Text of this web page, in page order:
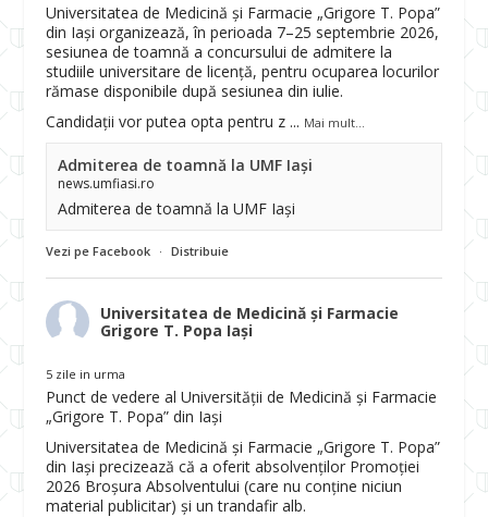
Universitatea de Medicină și Farmacie „Grigore T. Popa”
din Iași organizează, în perioada 7–25 septembrie 2026,
sesiunea de toamnă a concursului de admitere la
studiile universitare de licență, pentru ocuparea locurilor
rămase disponibile după sesiunea din iulie.
Candidații vor putea opta pentru z ... Mai mult...
Admiterea de toamnă la UMF Iași
news.umfiasi.ro
Admiterea de toamnă la UMF Iași
Vezi pe Facebook · Distribuie
Universitatea de Medicină și Farmacie
Grigore T. Popa Iași
5 zile in urma
Punct de vedere al Universității de Medicină și Farmacie
„Grigore T. Popa” din Iași
Universitatea de Medicină și Farmacie „Grigore T. Popa”
din Iași precizează că a oferit absolvenților Promoției
2026 Broșura Absolventului (care nu conține niciun
material publicitar) și un trandafir alb.